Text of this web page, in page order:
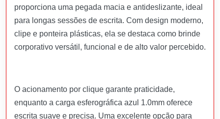
proporciona uma pegada macia e antideslizante, ideal
para longas sessões de escrita. Com design moderno,
clipe e ponteira plásticas, ela se destaca como brinde
corporativo versátil, funcional e de alto valor percebido.
O acionamento por clique garante praticidade,
enquanto a carga esferográfica azul 1.0mm oferece
escrita suave e precisa. Uma excelente opção para